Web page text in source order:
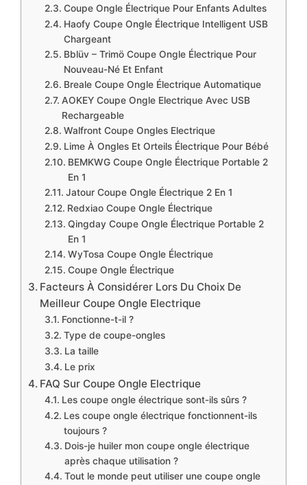
Coupe Ongle Électrique Pour Enfants Adultes
Haofy Coupe Ongle Électrique Intelligent USB
Chargeant
Bblüv – Trimö Coupe Ongle Électrique Pour
Nouveau-Né Et Enfant
Breale Coupe Ongle Électrique Automatique
AOKEY Coupe Ongle Electrique Avec USB
Rechargeable
Walfront Coupe Ongles Electrique
Lime À Ongles Et Orteils Électrique Pour Bébé
BEMKWG Coupe Ongle Électrique Portable 2
En 1
Jatour Coupe Ongle Électrique 2 En 1
Redxiao Coupe Ongle Électrique
Qingday Coupe Ongle Électrique Portable 2
En 1
WyTosa Coupe Ongle Électrique
Coupe Ongle Électrique
Facteurs À Considérer Lors Du Choix De
Meilleur Coupe Ongle Electrique
Fonctionne-t-il ?
Type de coupe-ongles
La taille
Le prix
FAQ Sur Coupe Ongle Electrique
Les coupe ongle électrique sont-ils sûrs ?
Les coupe ongle électrique fonctionnent-ils
toujours ?
Dois-je huiler mon coupe ongle électrique
après chaque utilisation ?
Tout le monde peut utiliser une coupe ongle